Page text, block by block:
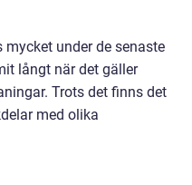
under de senaste
långt när det gäller
Trots det finns det
med olika